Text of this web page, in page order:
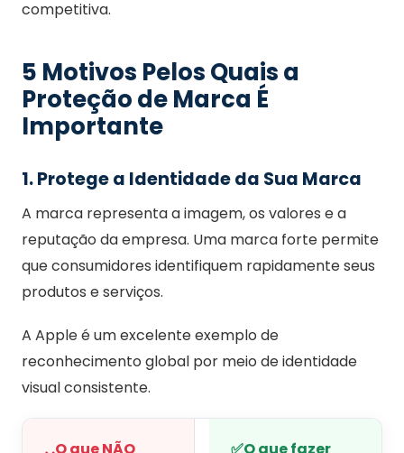
competitiva.
5 Motivos Pelos Quais a
Proteção de Marca É
Importante
1. Protege a Identidade da Sua Marca
A marca representa a imagem, os valores e a
reputação da empresa. Uma marca forte permite
que consumidores identifiquem rapidamente seus
produtos e serviços.
A Apple é um excelente exemplo de
reconhecimento global por meio de identidade
visual consistente.